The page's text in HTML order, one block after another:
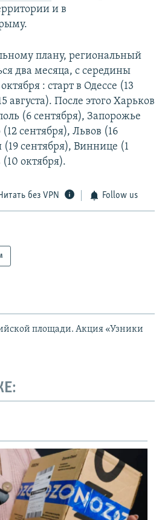
и в
плану, региональный
два месяца, с середины
: старт в Одессе (13
августа). После этого Харьков
(6 сентября), Запорожье
сентября), Львов (16
сентября), Виннице (1
октября).
без VPN Follow us
площади. Акция «Узники